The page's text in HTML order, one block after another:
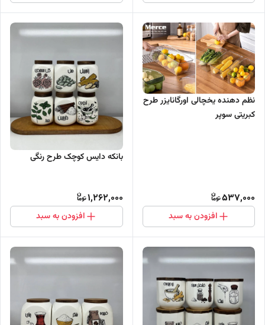
نظم دهنده یخچالی اورگانایزر طرح
کبریتی سوپر
537,000
افزودن به سبد
بانکه دایس کوچک طرح رنگی
1,262,000
افزودن به سبد